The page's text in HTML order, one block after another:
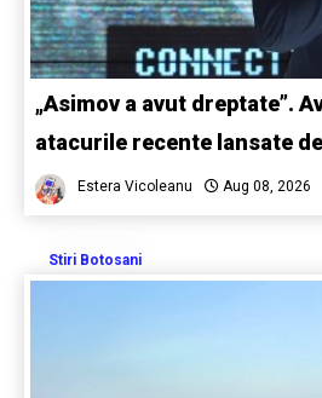
„Asimov a avut dreptate”.
atacurile recente lansate
Estera Vicoleanu Aug 08, 2026
Stiri Botosani